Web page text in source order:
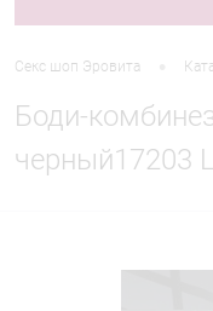
Секс шоп Эровита
Боди-
черный17203